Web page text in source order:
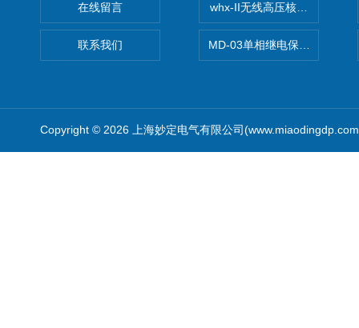
在线留言
联系我们
whx-II无线高压核相仪
MD-03单相继电保护测试仪价
Copyright © 2026 上海妙定电气有限公司